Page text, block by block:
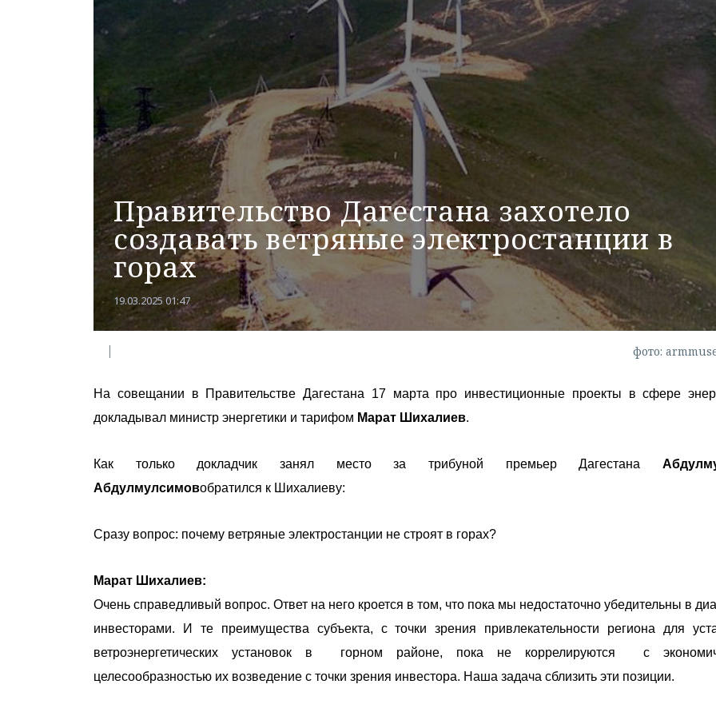
Правительство Дагестана захотело
создавать ветряные электростанции в
горах
19.03.2025 01:47
фото:
На совещании в Правительстве Дагестана 17 марта про инвестиционные проекты в сфере
докладывал министр энергетики и тарифом Марат Шихалиев.
Как только докладчик занял место за трибуной премьер Дагестана
Абдулмулсимовобратился к Шихалиеву:
Сразу вопрос: почему ветряные электростанции не строят в горах?
Марат Шихалиев:
Очень справедливый вопрос. Ответ на него кроется в том, что пока мы недостаточно убедительны в
инвесторами. И те преимущества субъекта, с точки зрения привлекательности региона для
ветроэнергетических установок в горном районе, пока не коррелируются с
целесообразностью их возведение с точки зрения инвестора. Наша задача сблизить эти позиции.